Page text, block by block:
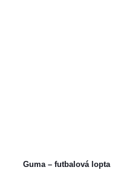
Guma – futbalová lopta